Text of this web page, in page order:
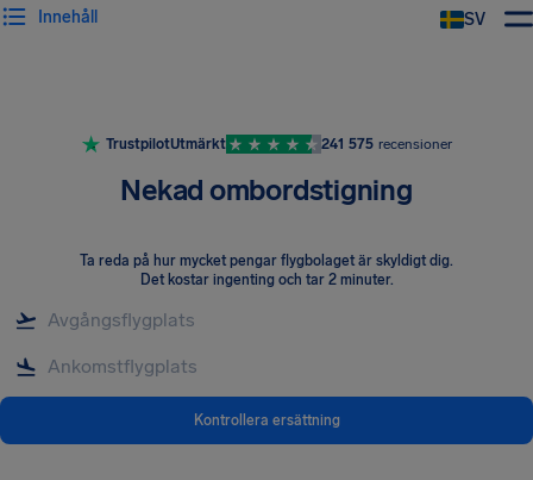
SV
Innehåll
TrustpilotUtmärkt 241 575 recensioner
Nekad ombordstigning
Ta reda på hur mycket pengar flygbolaget är skyldigt dig.
Det kostar ingenting och tar 2 minuter.
Kontrollera ersättning